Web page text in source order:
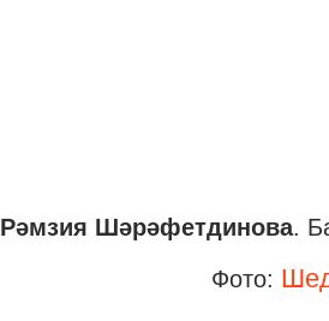
Рәмзия Шәрәфетдинова.
Фото: